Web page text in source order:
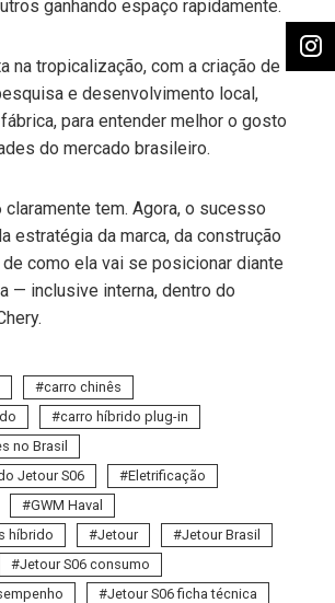
ganhando espaço rapidamente.
na tropicalização, com a criação de
e desenvolvimento local,
para entender melhor o gosto
do mercado brasileiro.
claramente tem. Agora, o sucesso
estratégia da marca, da construção
como ela vai se posicionar diante
— inclusive interna, dentro do
carro chinês
carro híbrido plug-in
no Brasil
Jetour S06
Eletrificação
GWM Haval
híbrido
Jetour
Jetour Brasil
Jetour S06 consumo
Jetour S06 ficha técnica